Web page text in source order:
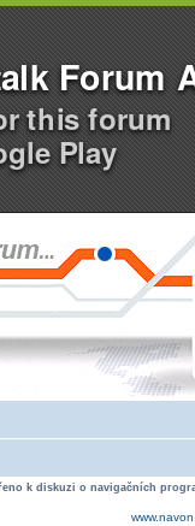
Forum
this forum
Play
k diskuzi o navigačních